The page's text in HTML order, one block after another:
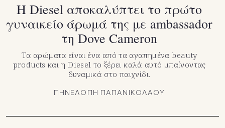
Η Diesel αποκαλύπτει το πρώτο
γυναικείο άρωμά της με ambassador
τη Dove Cameron
Τα αρώματα είναι ένα από τα αγαπημένα beauty
products και η Diesel το ξέρει καλά αυτό μπαίνοντας
δυναμικά στο παιχνίδι.
ΠΗΝΕΛΟΠΗ ΠΑΠΑΝΙΚΟΛΑΟΥ